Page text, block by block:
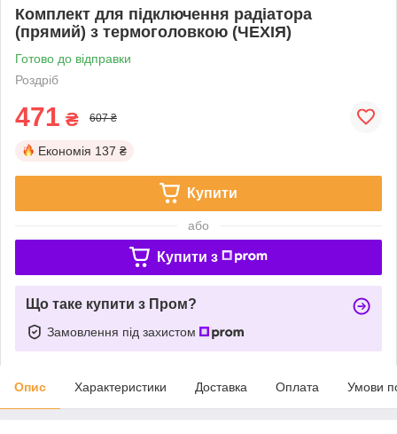
Комплект для підключення радіатора
(прямий) з термоголовкою (ЧЕХІЯ)
Готово до відправки
Роздріб
471 ₴ 607 ₴
Економія 137 ₴
Купити
або
Купити з
Що таке купити з Пром?
Замовлення під захистом
Опис Характеристики Доставка Оплата Умови